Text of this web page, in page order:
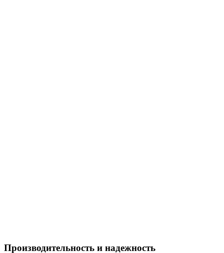
Производительность и надежность